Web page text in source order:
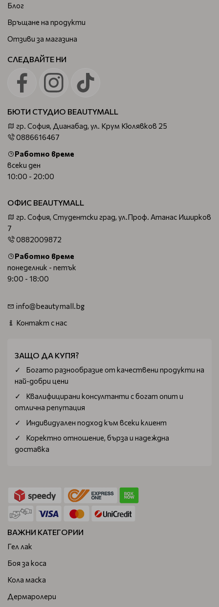
Блог
Връщане на продукти
Отзиви за магазина
СЛЕДВАЙТЕ НИ
БЮТИ СТУДИО BEAUTYMALL
гр. София, Дианабад, ул. Крум Кюлявков 25
0886616467
Работно време
всеки ден
10:00 - 20:00
ОФИС BEAUTYMALL
гр. София, Студентски град, ул.Проф. Атанас Иширков
7
0882009872
Работно време
понеделник - петък
9:00 - 18:00
info@beautymall.bg
Контакт с нас
ЗАЩО ДА КУПЯ?
Богатo разнообразие от качествени продукти на
най-добри цени
Квалифицирани консултанти с богат опит и
отлична репутация
Индивидуален подход към всеки клиент
Коректно отношение, бърза и надеждна
доставка
ВАЖНИ КАТЕГОРИИ
Гел лак
Боя за коса
Кола маска
Дермаролери